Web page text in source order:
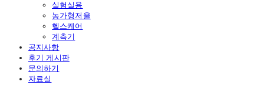
실험실용
농가형저울
헬스케어
계측기
공지사항
후기 게시판
문의하기
자료실